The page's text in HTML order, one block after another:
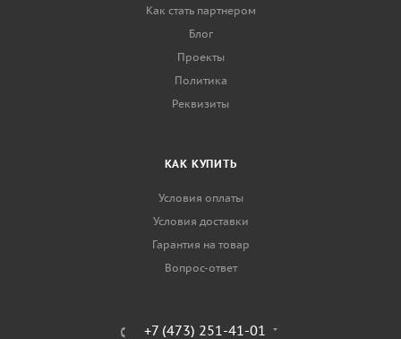
Как стать партнером
Блог
Проекты
Политика
Реквизиты
КАК КУПИТЬ
Условия оплаты
Условия доставки
Гарантия на товар
Вопрос-ответ
+7 (473) 251-41-01